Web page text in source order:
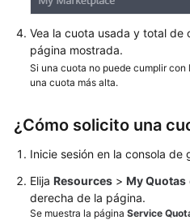
Operaciones
la
consola
interconexión
de
Error
Vea la cuota usada y total de
página mostrada.
Si una cuota no puede cumplir
una cuota más alta.
¿Cómo solicito una
Inicie sesión en la consola de
Elija Resources > My Quotas
derecha de la página.
Se muestra la página Service